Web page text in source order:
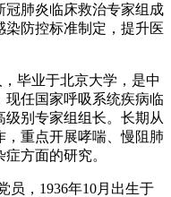
冠肺炎临床救治专家组成
染防控标准制定，提升医
毕业于北京大学，是中
现任国家呼吸系统疾病临
别专家组组长。长期从
重点开展哮喘、慢阻肺
方面的研究。
员，1936年10月出生于